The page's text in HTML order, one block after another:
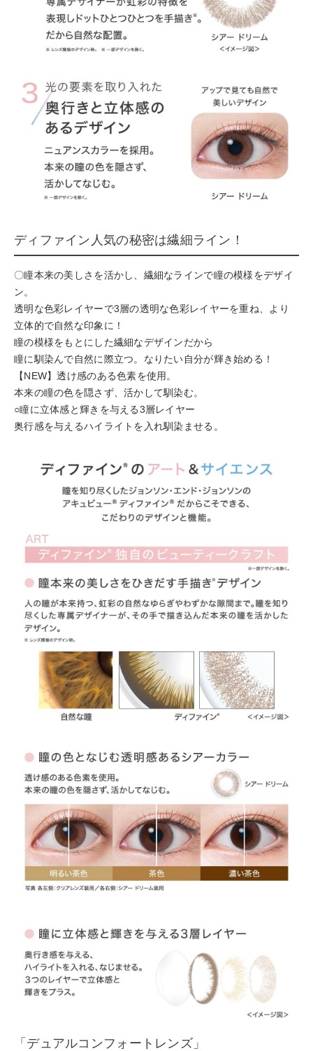
ディファイン人気の秘密は繊細ライン！
〇瞳本来の美しさを活かし、繊細なラインで瞳の模様をデザイ
ン。
透明な色彩レイヤーで3層の透明な色彩レイヤーを重ね、より
立体的で自然な印象に！
瞳の模様をもとにした繊細なデザインだから
瞳に馴染んで自然に際立つ。なりたい自分が輝き始める！
【NEW】透け感のある色素を使用。
本来の瞳の色を隠さず、活かして馴染む。
○瞳に立体感と輝きを与える3層レイヤー
奥行感を与えるハイライトを入れ馴染ませる。
「デュアルコンフォートレンズ」